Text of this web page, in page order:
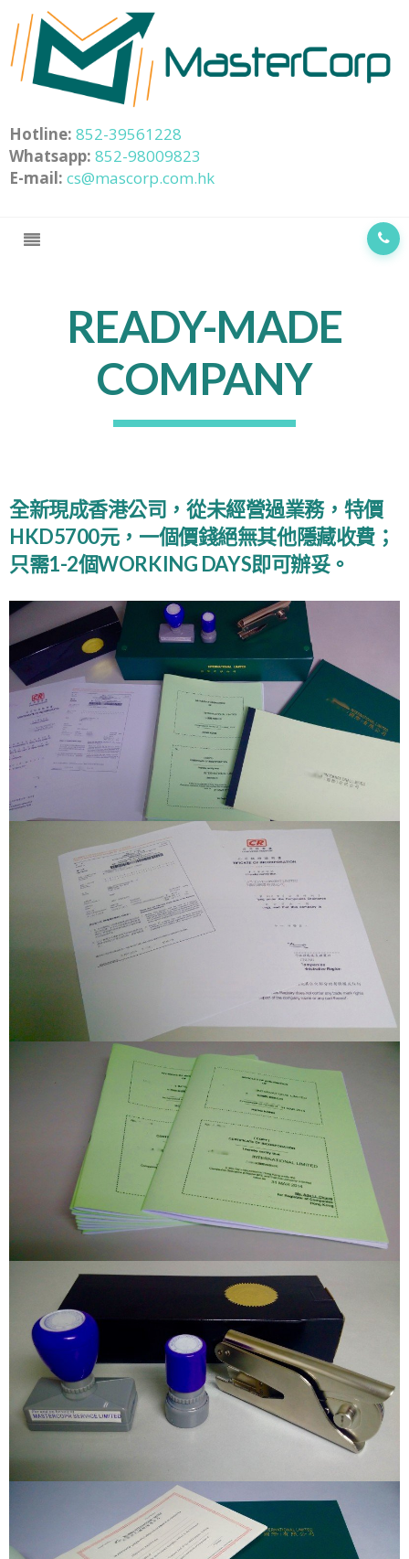
Hotline: 852-39561228
Whatsapp: 852-98009823
E-mail: cs@mascorp.com.hk
READY-MADE
COMPANY
全新現成香港公司，從未經營過業務，特價
HKD5700元，一個價錢絕無其他隱藏收費；
只需1-2個WORKING DAYS即可辦妥。